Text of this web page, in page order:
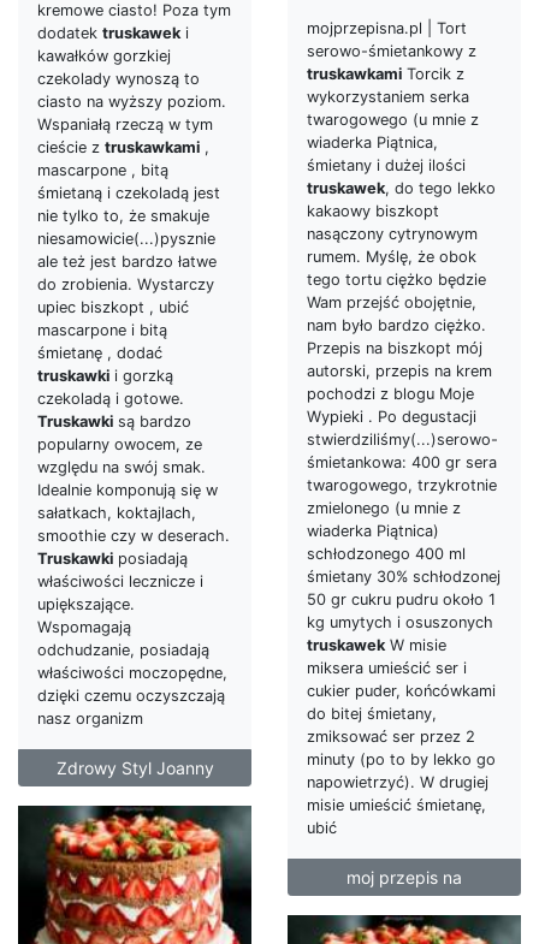
kremowe ciasto! Poza tym
dodatek truskaweki
kawałków gorzkiej
czekolady wynoszą to
ciasto na wyższy poziom.
Wspaniałą rzeczą w tym
cieście z truskawkami ,
mascarpone , bitą
śmietaną i czekoladą jest
nie tylko to, że smakuje
niesamowicie(...)pysznie
ale też jest bardzo łatwe
do zrobienia. Wystarczy
upiec biszkopt , ubić
mascarpone i bitą
śmietanę , dodać
truskawki i gorzką
czekoladą i gotowe.
Truskawki są bardzo
popularny owocem, ze
względu na swój smak.
Idealnie komponują się w
sałatkach, koktajlach,
smoothie czy w deserach.
Truskawki posiadają
właściwości lecznicze i
upiększające.
Wspomagają
odchudzanie, posiadają
właściwości moczopędne,
dzięki czemu oczyszczają
nasz organizm
Zdrowy Styl Joanny
mojprzepisna.pl | Tort
serowo-śmietankowy z
truskawkami Torcik z
wykorzystaniem serka
twarogowego (u mnie z
wiaderka Piątnica,
śmietany i dużej ilości
truskawek, do tego lekko
kakaowy biszkopt
nasączony cytrynowym
rumem. Myślę, że obok
tego tortu ciężko będzie
Wam przejść obojętnie,
nam było bardzo ciężko.
Przepis na biszkopt mój
autorski, przepis na krem
pochodzi z blogu Moje
Wypieki . Po degustacji
stwierdziliśmy(...)serowo-
śmietankowa: 400 gr sera
twarogowego, trzykrotnie
zmielonego (u mnie z
wiaderka Piątnica)
schłodzonego 400 ml
śmietany 30% schłodzonej
50 gr cukru pudru około 1
kg umytych i osuszonych
truskawekW misie
miksera umieścić ser i
cukier puder, końcówkami
do bitej śmietany,
zmiksować ser przez 2
minuty (po to by lekko go
napowietrzyć). W drugiej
misie umieścić śmietanę,
ubić
moj przepis na